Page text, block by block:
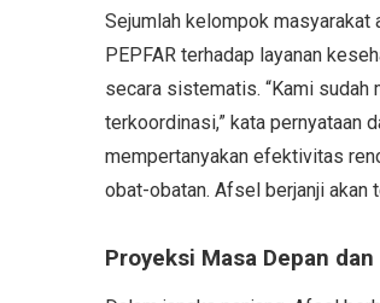
Sejumlah kelompok masyarakat
PEPFAR terhadap layanan
secara sistematis. “Kami sudah
terkoordinasi,” kata pernyataan
mempertanyakan efektivitas
obat-obatan. Afsel berjanji akan
Proyeksi Masa Depan